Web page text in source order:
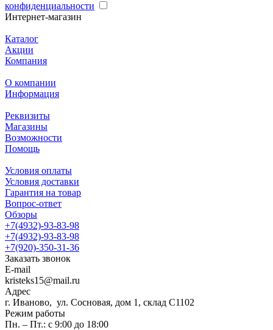
конфиденциальности
Интернет-магазин
Каталог
Акции
Компания
О компании
Информация
Реквизиты
Магазины
Возможности
Помощь
Условия оплаты
Условия доставки
Гарантия на товар
Вопрос-ответ
Обзоры
+7(4932)-93-83-98
+7(4932)-93-83-98
+7(920)-350-31-36
Заказать звонок
E-mail
kristeks15@mail.ru
Адрес
г. Иваново, ул. Сосновая, дом 1, склад С1102
Режим работы
Пн. – Пт.: с 9:00 до 18:00